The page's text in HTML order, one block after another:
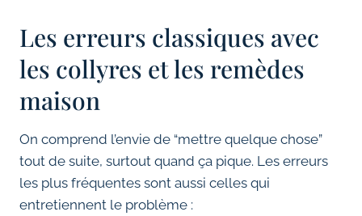
Les erreurs classiques avec
les collyres et les remèdes
maison
On comprend l’envie de “mettre quelque chose”
tout de suite, surtout quand ça pique. Les erreurs
les plus fréquentes sont aussi celles qui
entretiennent le problème :